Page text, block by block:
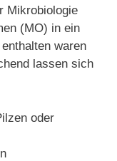
Mikrobiologie
(MO) in ein
waren
lassen sich
oder